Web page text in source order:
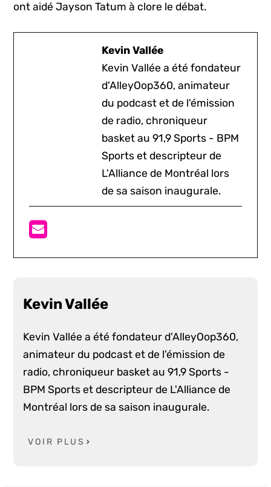
ont aidé Jayson Tatum à clore le débat.
Kevin Vallée
Kevin Vallée a été fondateur
d'AlleyOop360, animateur
du podcast et de l'émission
de radio, chroniqueur
basket au 91,9 Sports - BPM
Sports et descripteur de
L'Alliance de Montréal lors
de sa saison inaugurale.
Kevin Vallée
Kevin Vallée a été fondateur d'AlleyOop360,
animateur du podcast et de l'émission de
radio, chroniqueur basket au 91,9 Sports -
BPM Sports et descripteur de L'Alliance de
Montréal lors de sa saison inaugurale.
VOIR PLUS